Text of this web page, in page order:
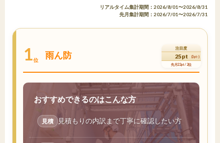
リアルタイム集計期間：2026/8/01〜2026/8/31
先月集計期間：2026/7/01〜2026/7/31
1位 雨ん防
注目度
25pt (3pt↑)
先月22pt / 2位
おすすめできるのはこんな方
見積 見積もりの内訳まで丁寧に確認したい方